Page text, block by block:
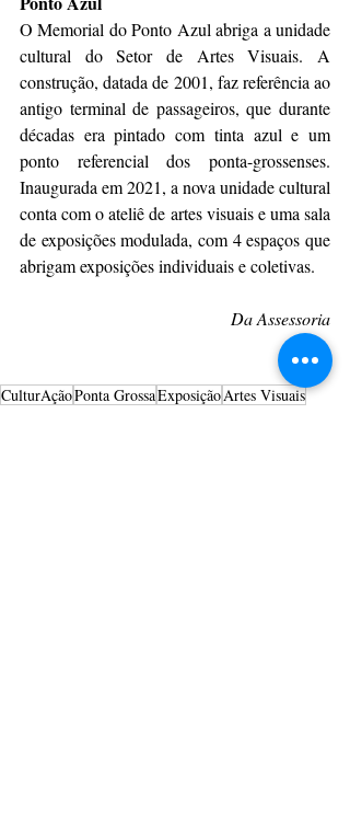
O Memorial do Ponto Azul abriga a unidade
cultural do Setor de Artes Visuais. A
construção, datada de 2001, faz referência ao
antigo terminal de passageiros, que durante
décadas era pintado com tinta azul e um
ponto referencial dos ponta-grossenses.
Inaugurada em 2021, a nova unidade cultural
conta com o ateliê de artes visuais e uma sala
de exposições modulada, com 4 espaços que
abrigam exposições individuais e coletivas.
Da Assessoria
CulturAçãoPonta GrossaExposiçãoArtes Visuais